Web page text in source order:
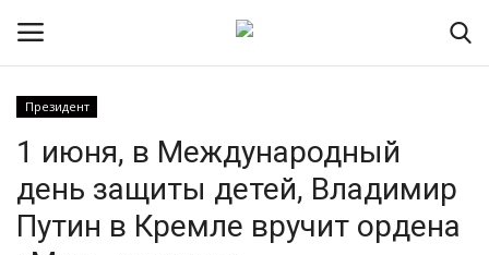
НОВОСТИ
RSS – экспорт новостей
Президент
1 июня, в Международный
день защиты детей, Владимир
Путин в Кремле вручит ордена